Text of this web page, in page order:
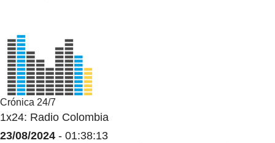
Crónica 24/7
1x24: Radio Colombia
23/08/2024 - 01:38:13